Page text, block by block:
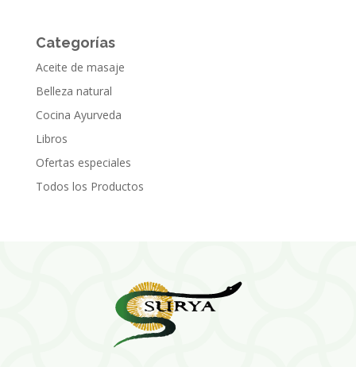
Categorías
Aceite de masaje
Belleza natural
Cocina Ayurveda
Libros
Ofertas especiales
Todos los Productos